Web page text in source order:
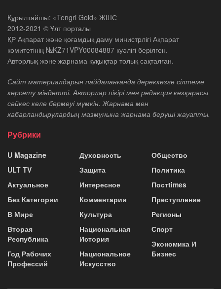
Құрылтайшы: «Tengri Gold» ЖШС
2012-2021 © Ұлт порталы
ҚР Ақпарат және қоғамдық даму министрлігі Ақпарат
комитетінің №KZ71VPY00084887 куәлігі берілген.
Авторлық және жарнама құқықтар толық сақталған.
Сайт материалдарын пайдаланғанда дереккөзге сілтеме
көрсету міндетті. Авторлар пікірі мен редакция көзқарасы
сәйкес келе бермеуі мүмкін. Жарнама мен
хабарландырулардың мазмұнына жарнама беруші жауапты.
Рубрики
U Magazine
ULT TV
Актуальное
Без Категории
В Мире
Вторая
Республика
Год Рабочих
Профессий
Духовность
Защита
Интересное
Комментарии
Культура
Национальная
История
Национальное
Искусство
Общество
Политика
Постtimes
Преступление
Регионы
Спорт
Экономика И
Бизнес